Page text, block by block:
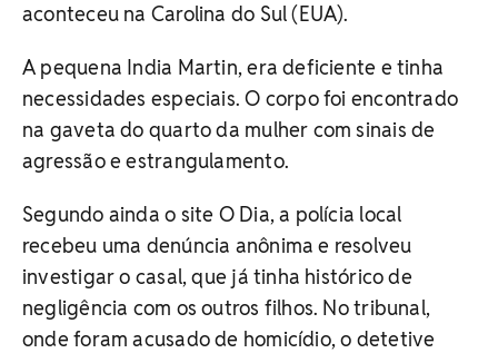
aconteceu na Carolina do Sul (EUA).
A pequena India Martin, era deficiente e tinha
necessidades especiais. O corpo foi encontrado
na gaveta do quarto da mulher com sinais de
agressão e estrangulamento.
Segundo ainda o site O Dia, a polícia local
recebeu uma denúncia anônima e resolveu
investigar o casal, que já tinha histórico de
negligência com os outros filhos. No tribunal,
onde foram acusado de homicídio, o detetive